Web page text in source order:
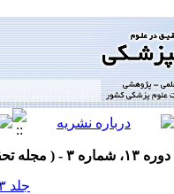
دوره ۱۳، شماره ۳ - ( مجله تحقیق در علوم دندانپزشکی پاییز ۱۳۹۵ )
جلد ۱۳ شماره ۳ صفحات ۱۴۸-۱۴۳